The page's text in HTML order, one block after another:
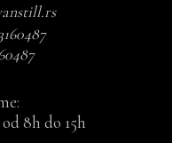
8h do 15h